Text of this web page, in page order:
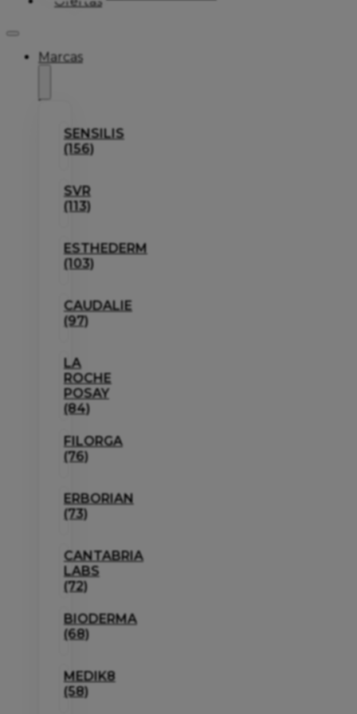
Marcas
SENSILIS
(156)
SVR
(113)
ESTHEDERM
(103)
CAUDALIE
(97)
LA
ROCHE
POSAY
(84)
FILORGA
(76)
ERBORIAN
(73)
CANTABRIA
LABS
(72)
BIODERMA
(68)
MEDIK8
(58)